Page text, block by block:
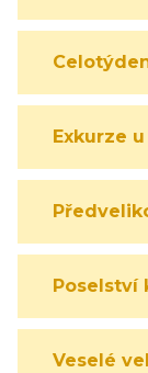
Exkurze
Poselství
Veselé